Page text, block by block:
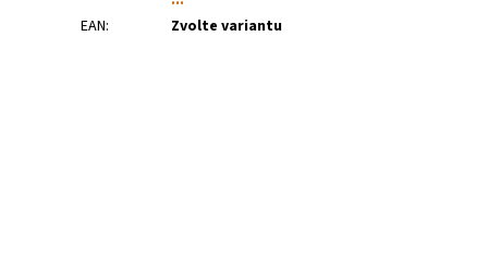
EAN: Zvolte variantu